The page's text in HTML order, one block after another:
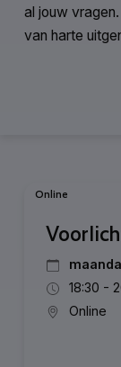
al jouw
van harte
Online
18:30 -
Online